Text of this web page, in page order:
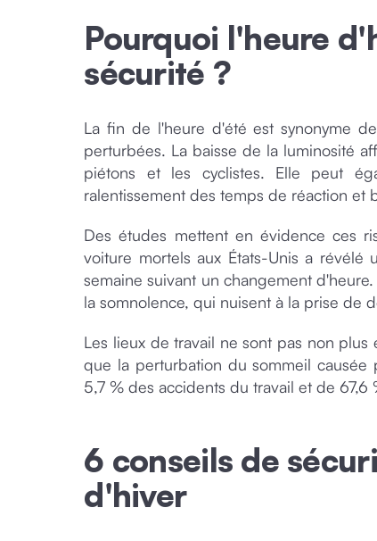
Pourquoi l'heure
sécurité ?
La fin de l'heure d'été est synonyme
perturbées. La baisse de la luminosité
piétons et les cyclistes. Elle peut
ralentissement des temps de réaction et
Des études mettent en évidence ces
voiture mortels aux États-Unis a
semaine suivant un changement
la somnolence, qui nuisent à la prise de
Les lieux de travail ne sont pas non
que la perturbation du sommeil
5,7 % des accidents du travail et de
6 conseils de
d'hiver